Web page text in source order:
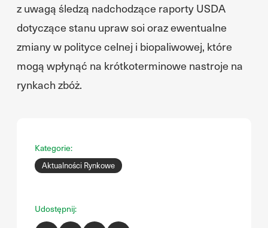
z uwagą śledzą nadchodzące raporty USDA
dotyczące stanu upraw soi oraz ewentualne
zmiany w polityce celnej i biopaliwowej, które
mogą wpłynąć na krótkoterminowe nastroje na
rynkach zbóż.
Kategorie:
Aktualności Rynkowe
Udostępnij: